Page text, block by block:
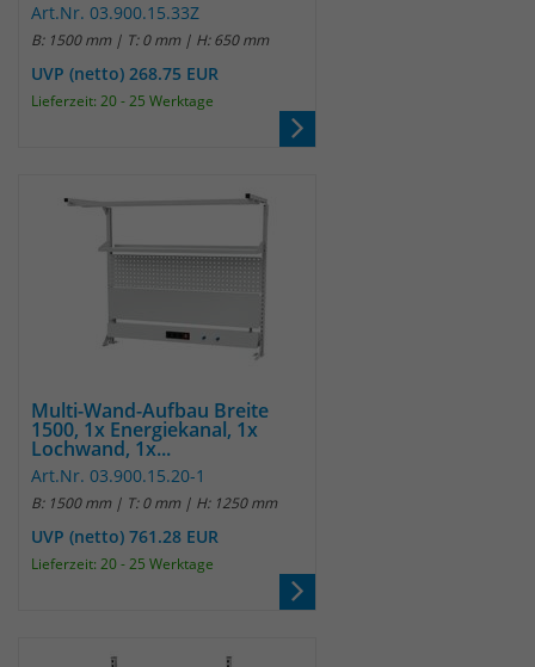
Art.Nr. 03.900.15.33Z
B: 1500 mm | T: 0 mm | H: 650 mm
UVP (netto) 268.75 EUR
Lieferzeit: 20 - 25 Werktage
Multi-Wand-Aufbau Breite
1500, 1x Energiekanal, 1x
Lochwand, 1x...
Art.Nr. 03.900.15.20-1
B: 1500 mm | T: 0 mm | H: 1250 mm
UVP (netto) 761.28 EUR
Lieferzeit: 20 - 25 Werktage